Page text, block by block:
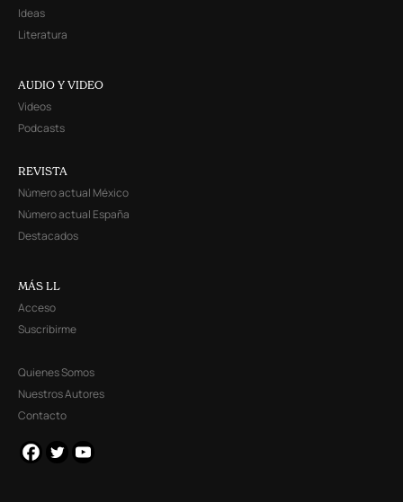
Ideas
Literatura
AUDIO Y VIDEO
Videos
Podcasts
REVISTA
Número actual México
Número actual España
Destacados
MÁS LL
Acceso
Suscribirme
Quienes Somos
Nuestros Autores
Contacto